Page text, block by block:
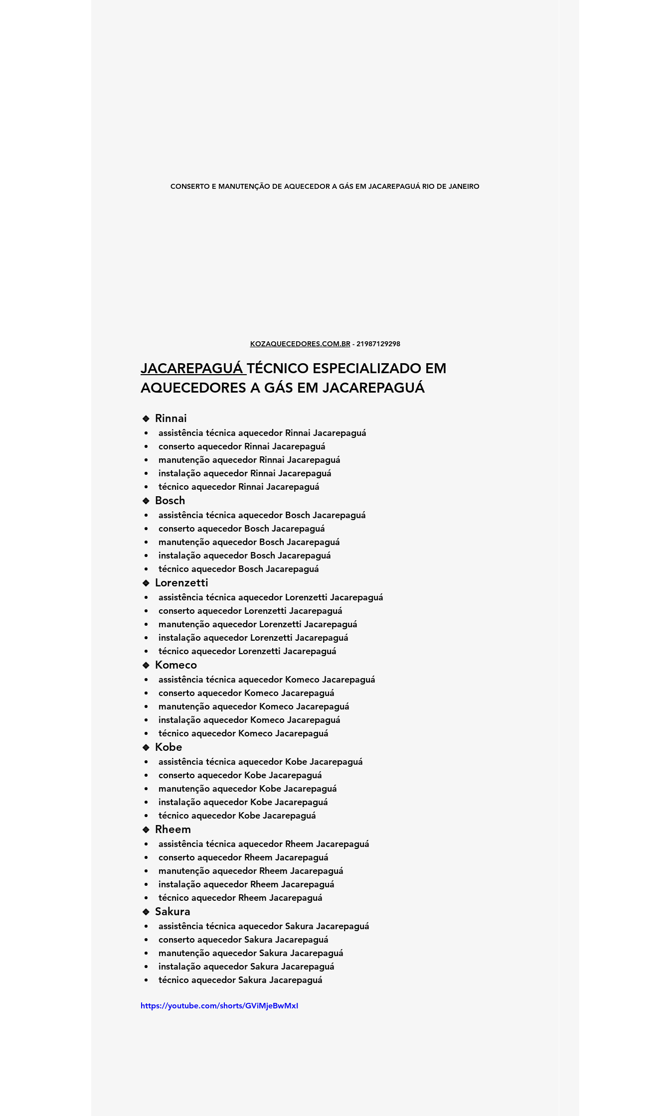
CONSERTO E MANUTENÇÃO DE AQUECEDOR A GÁS EM JACAREPAGUÁ RIO DE JANEIRO
KOZAQUECEDORES.COM.BR - 21987129298
JACAREPAGUÁ TÉCNICO ESPECIALIZADO EM
AQUECEDORES A GÁS EM JACAREPAGUÁ
🔹 Rinnai
assistência técnica aquecedor Rinnai Jacarepaguá
conserto aquecedor Rinnai Jacarepaguá
manutenção aquecedor Rinnai Jacarepaguá
instalação aquecedor Rinnai Jacarepaguá
técnico aquecedor Rinnai Jacarepaguá
🔹 Bosch
assistência técnica aquecedor Bosch Jacarepaguá
conserto aquecedor Bosch Jacarepaguá
manutenção aquecedor Bosch Jacarepaguá
instalação aquecedor Bosch Jacarepaguá
técnico aquecedor Bosch Jacarepaguá
🔹 Lorenzetti
assistência técnica aquecedor Lorenzetti Jacarepaguá
conserto aquecedor Lorenzetti Jacarepaguá
manutenção aquecedor Lorenzetti Jacarepaguá
instalação aquecedor Lorenzetti Jacarepaguá
técnico aquecedor Lorenzetti Jacarepaguá
🔹 Komeco
assistência técnica aquecedor Komeco Jacarepaguá
conserto aquecedor Komeco Jacarepaguá
manutenção aquecedor Komeco Jacarepaguá
instalação aquecedor Komeco Jacarepaguá
técnico aquecedor Komeco Jacarepaguá
🔹 Kobe
assistência técnica aquecedor Kobe Jacarepaguá
conserto aquecedor Kobe Jacarepaguá
manutenção aquecedor Kobe Jacarepaguá
instalação aquecedor Kobe Jacarepaguá
técnico aquecedor Kobe Jacarepaguá
🔹 Rheem
assistência técnica aquecedor Rheem Jacarepaguá
conserto aquecedor Rheem Jacarepaguá
manutenção aquecedor Rheem Jacarepaguá
instalação aquecedor Rheem Jacarepaguá
técnico aquecedor Rheem Jacarepaguá
🔹 Sakura
assistência técnica aquecedor Sakura Jacarepaguá
conserto aquecedor Sakura Jacarepaguá
manutenção aquecedor Sakura Jacarepaguá
instalação aquecedor Sakura Jacarepaguá
técnico aquecedor Sakura Jacarepaguá
https://youtube.com/shorts/GViMjeBwMxI